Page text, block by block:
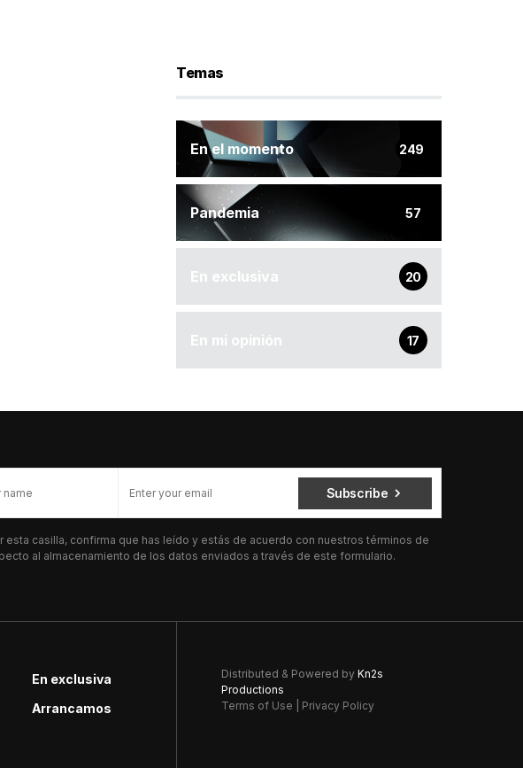
Temas
En el momento 249
Pandemia 57
En exclusiva 20
En mi opinión 17
Subscribe
esta casilla, confirma que has leído y estás de acuerdo con nuestros términos de
al almacenamiento de los datos enviados a través de este formulario.
En exclusiva
Arrancamos
Distributed & Powered by Kn2s
Productions
Terms of Use
Privacy Policy